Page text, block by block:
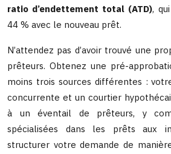
ratio d’endettement total (ATD),
44 % avec le nouveau prêt.
N’attendez pas d’avoir trouvé une
prêteurs. Obtenez une pré-
moins trois sources différentes :
concurrente et un courtier
à un éventail de prêteurs, y
spécialisées dans les prêts aux
structurer votre demande de